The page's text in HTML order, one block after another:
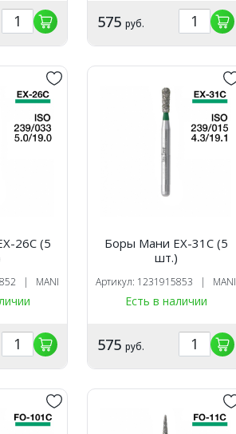
575 руб.
26C (5
| MANI
Боры Мани EX-31C (5
шт.)
Артикул: 1231915853 | MANI
Есть в наличии
575 руб.